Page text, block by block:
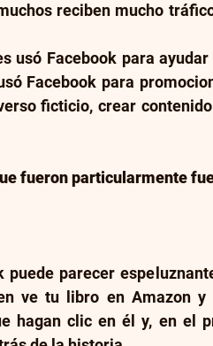
reciben mucho
usó Facebook para
Facebook para
ficticio, crear
fueron particularmente
parecer
ve tu libro en Amazon y
hagan clic en él y, en el